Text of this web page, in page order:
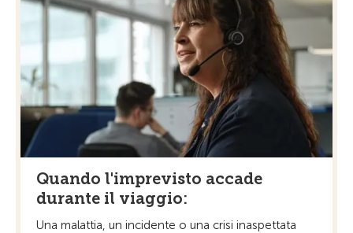
Quando l'imprevisto accade
durante il viaggio:
Una malattia, un incidente o una crisi inaspettata